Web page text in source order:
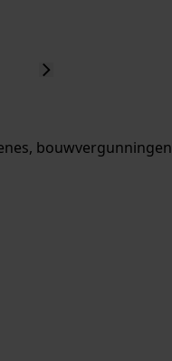
bouwvergunningen